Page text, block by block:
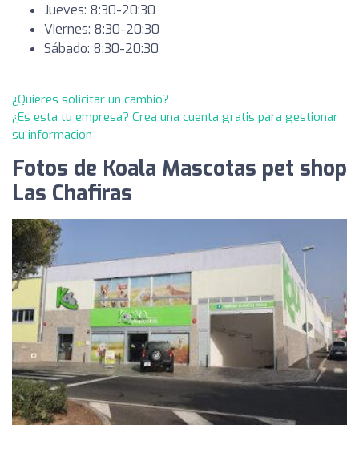
Jueves: 8:30-20:30
Viernes: 8:30-20:30
Sábado: 8:30-20:30
¿Quieres solicitar un cambio?
¿Es esta tu empresa? Crea una cuenta gratis para gestionar
su información
Fotos de Koala Mascotas pet shop
Las Chafiras